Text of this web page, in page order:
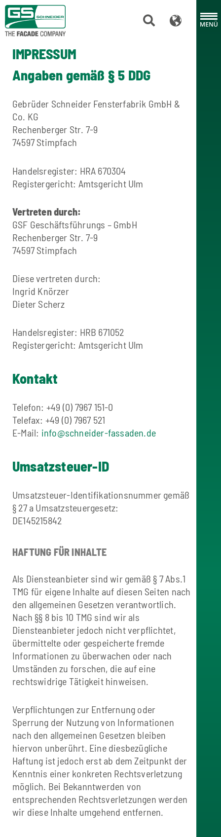
IMPRESSUM
Angaben gemäß § 5 DDG
Gebrüder Schneider Fensterfabrik GmbH &
Co. KG
Rechenberger Str. 7-9
74597 Stimpfach
Handelsregister: HRA 670304
Registergericht: Amtsgericht Ulm
Vertreten durch:
GSF Geschäftsführungs – GmbH
Rechenberger Str. 7-9
74597 Stimpfach
Diese vertreten durch:
Ingrid Knörzer
Dieter Scherz
Handelsregister: HRB 671052
Registergericht: Amtsgericht Ulm
Kontakt
Telefon: +49 (0) 7967 151-0
Telefax: +49 (0) 7967 521
E-Mail: info@schneider-fassaden.de
Umsatzsteuer-ID
Umsatzsteuer-Identifikationsnummer gemäß
§ 27 a Umsatzsteuergesetz:
DE145215842
HAFTUNG FÜR INHALTE
Als Diensteanbieter sind wir gemäß § 7 Abs.1
TMG für eigene Inhalte auf diesen Seiten nach
den allgemeinen Gesetzen verantwortlich.
Nach §§ 8 bis 10 TMG sind wir als
Diensteanbieter jedoch nicht verpflichtet,
übermittelte oder gespeicherte fremde
Informationen zu überwachen oder nach
Umständen zu forschen, die auf eine
rechtswidrige Tätigkeit hinweisen.
Verpflichtungen zur Entfernung oder
Sperrung der Nutzung von Informationen
nach den allgemeinen Gesetzen bleiben
hiervon unberührt. Eine diesbezügliche
Haftung ist jedoch erst ab dem Zeitpunkt der
Kenntnis einer konkreten Rechtsverletzung
möglich. Bei Bekanntwerden von
entsprechenden Rechtsverletzungen werden
wir diese Inhalte umgehend entfernen.